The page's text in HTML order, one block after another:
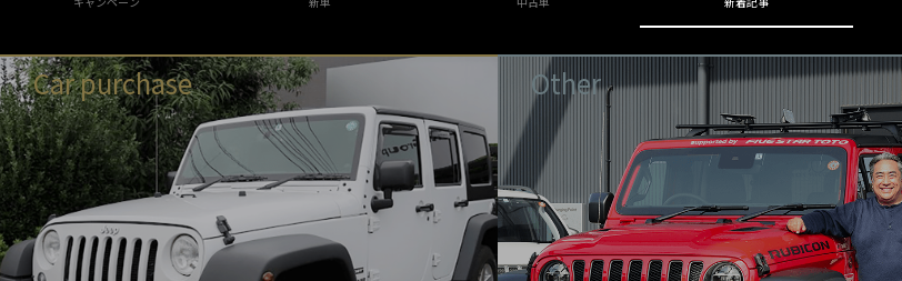
Car purchase Other